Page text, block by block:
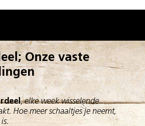
Onze vaste
,elke week wisselende
Hoe meer schaaltjes je neemt,